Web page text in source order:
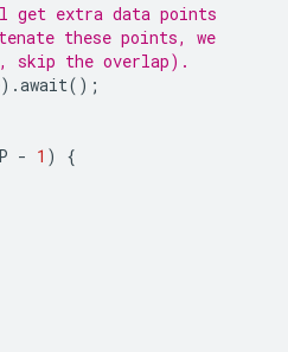
get extra data points
these points, we
skip the overlap).
).await();
- 1 )
{